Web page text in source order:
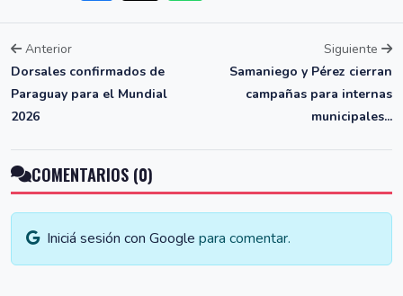
Anterior
Dorsales confirmados de
Paraguay para el Mundial
2026
Siguiente
Samaniego y Pérez cierran
campañas para internas
municipales...
COMENTARIOS (0)
Iniciá sesión con Google para comentar.